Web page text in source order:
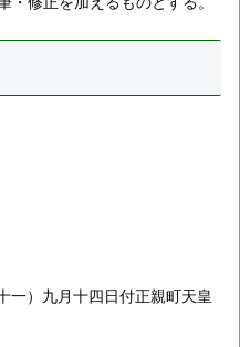
）九月十四日付正親町天皇